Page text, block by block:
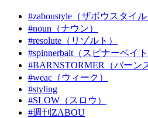
#zaboustyle（ザボウスタイル
#noun（ナウン）
#resolute（リゾルト）
#spinnerbait（スピナーベイト
#BARNSTORMER（バーン
#weac（ウィーク）
#styling
#SLOW（スロウ）
#週刊ZABOU